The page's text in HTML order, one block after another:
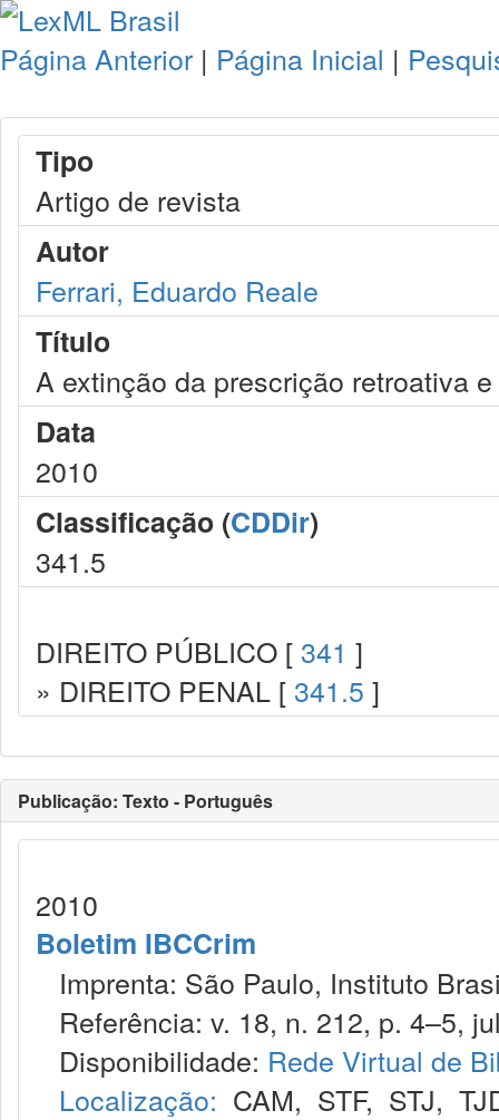
Página Anterior | Página Inicial |
Tipo
Artigo de revista
Autor
Ferrari, Eduardo Reale
Título
A extinção da prescrição retroativa
Data
2010
Classificação (CDDir)
341.5
DIREITO PÚBLICO [ 341 ]
» DIREITO PENAL [ 341.5 ]
Publicação: Texto - Português
2010
Boletim IBCCrim
Imprenta: São Paulo, Instituto
Referência: v. 18, n. 212, p. 4–5,
Disponibilidade: Rede Virtual de
Localização: CAM, STF, STJ,